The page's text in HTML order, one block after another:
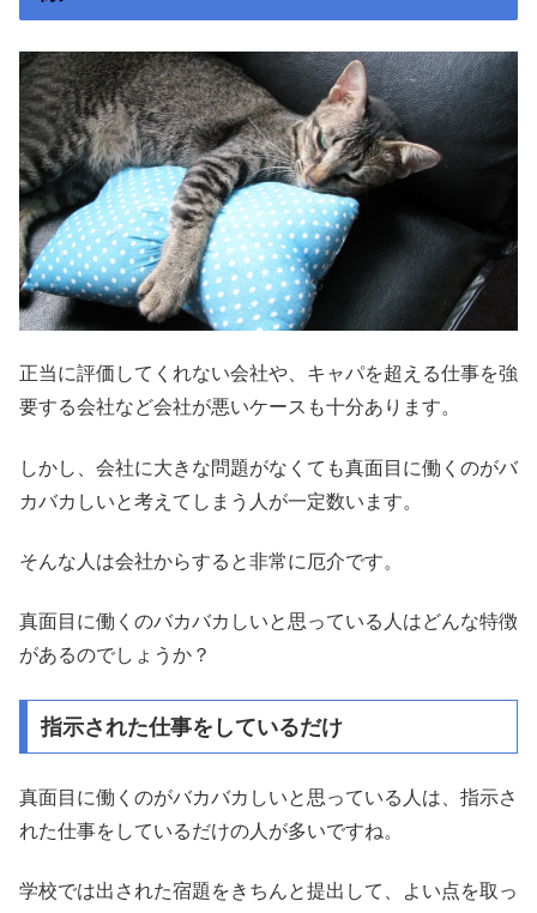
正当に評価してくれない会社や、キャパを超える仕事を強
要する会社など会社が悪いケースも十分あります。
しかし、会社に大きな問題がなくても真面目に働くのがバ
カバカしいと考えてしまう人が一定数います。
そんな人は会社からすると非常に厄介です。
真面目に働くのバカバカしいと思っている人はどんな特徴
があるのでしょうか？
指示された仕事をしているだけ
真面目に働くのがバカバカしいと思っている人は、指示さ
れた仕事をしているだけの人が多いですね。
学校では出された宿題をきちんと提出して、よい点を取っ